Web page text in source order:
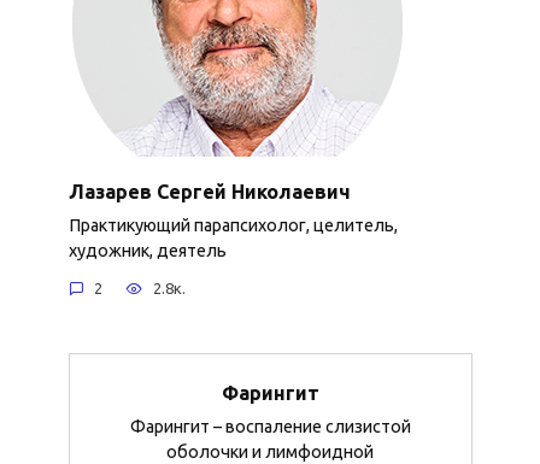
Лазарев Сергей Николаевич
Практикующий парапсихолог, целитель,
художник, деятель
2 2.8к.
Фарингит
Фарингит – воспаление слизистой
оболочки и лимфоидной